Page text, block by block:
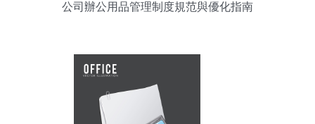
公司辦公用品管理制度規范與優化指南